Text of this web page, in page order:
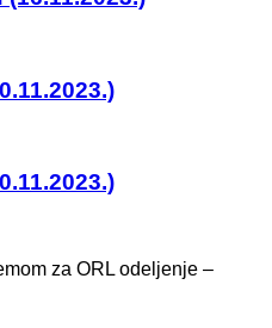
za ORL odeljenje –